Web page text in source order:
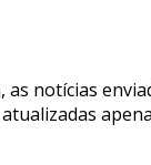
as notícias